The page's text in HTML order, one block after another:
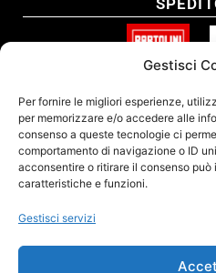
Gestisci
Per fornire le migliori esperienze,
per memorizzare e/o accedere alle
consenso a queste tecnologie ci
comportamento di navigazione o ID
acconsentire o ritirare il consenso
caratteristiche e funzioni.
Gestisci servizi